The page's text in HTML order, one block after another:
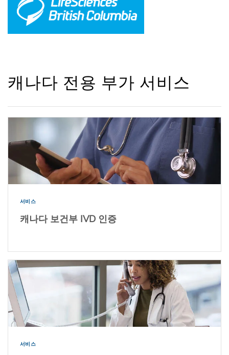
캐나다 전용 부가 서비스
서비스
캐나다 보건부 IVD 인증
서비스